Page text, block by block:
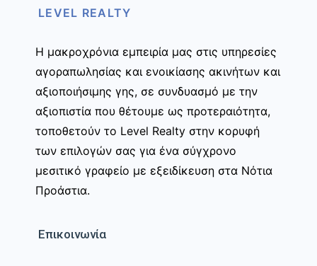
LEVEL REALTY
Η μακροχρόνια εμπειρία μας στις υπηρεσίες
αγοραπωλησίας και ενοικίασης ακινήτων και
αξιοποιήσιμης γης, σε συνδυασμό με την
αξιοπιστία που θέτουμε ως προτεραιότητα,
τοποθετούν το Level Realty στην κορυφή
των επιλογών σας για ένα σύγχρονο
μεσιτικό γραφείο με εξειδίκευση στα Νότια
Προάστια.
Επικοινωνία